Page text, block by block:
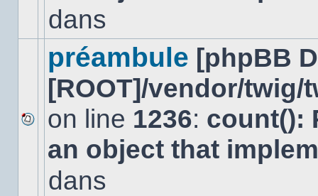
dansdans
Aucun
nouveau
message
préambule [phpBB
[ROOT]/vendor/
on line 1236: count():
an object that
dans